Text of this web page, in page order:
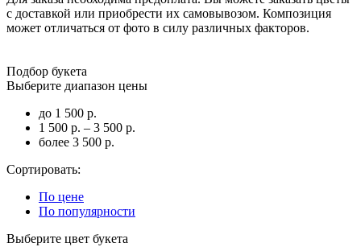
с доставкой или приобрести их самовывозом. Композиция
может отличаться от фото в силу различных факторов.
Подбор букета
Выберите диапазон цены
до 1 500 р.
1 500 р. – 3 500 р.
более 3 500 р.
Сортировать:
По цене
По популярности
Выберите цвет букета